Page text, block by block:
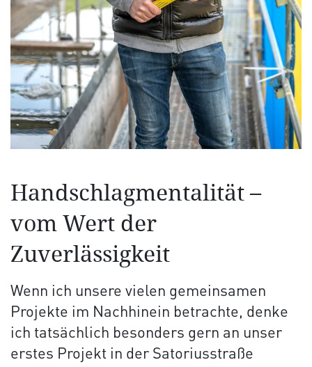
Handschlagmentalität –
vom Wert der
Zuverlässigkeit
Wenn ich unsere vielen gemeinsamen
Projekte im Nachhinein betrachte, denke
ich tatsächlich besonders gern an unser
erstes Projekt in der Satoriusstraße